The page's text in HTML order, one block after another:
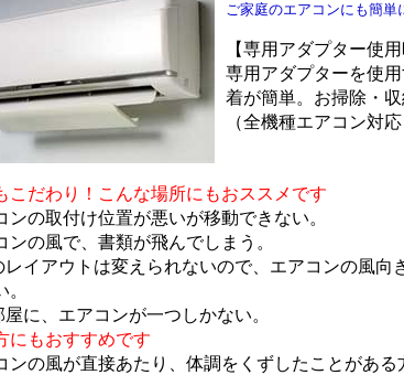
ご家庭のエアコンにも簡単
【専用アダプター使用
専用アダプターを使
着が簡単。お掃除・収
（全機種エアコン対応
こだわり！こんな場所にもおススメです
の取付け位置が悪いが移動できない。
の風で、書類が飛んでしまう。
イアウトは変えられないので、エアコンの風向
に、エアコンが一つしかない。
にもおすすめです
の風が直接あたり、体調をくずしたことがある